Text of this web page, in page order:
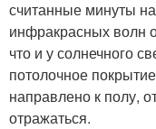
считанные минуты
инфракрасных волн
что и у солнечного
потолочное
направлено к полу,
отражаться.